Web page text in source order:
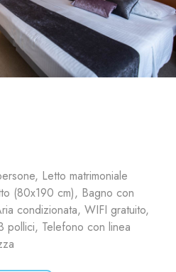
Letto matrimoniale
(80x190 cm), Bagno con
condizionata, WIFI gratuito,
pollici, Telefono con linea